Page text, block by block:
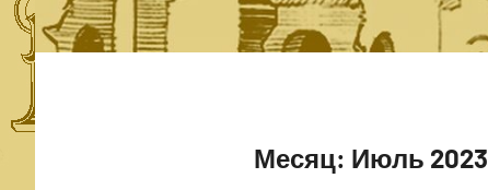
Месяц: Июль 2023